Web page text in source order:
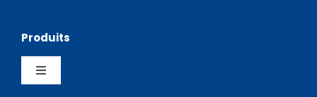
Produits
Toggle